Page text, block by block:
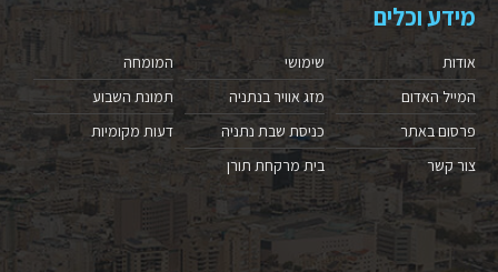
מידע וכלים
אודות
המייל האדום
פרסום באתר
צור קשר
שימושי
מזג אוויר בנתניה
כניסת שבת נתניה
בית מרקחת תורן
המומחה
תמונת השבוע
דעות מקומיות